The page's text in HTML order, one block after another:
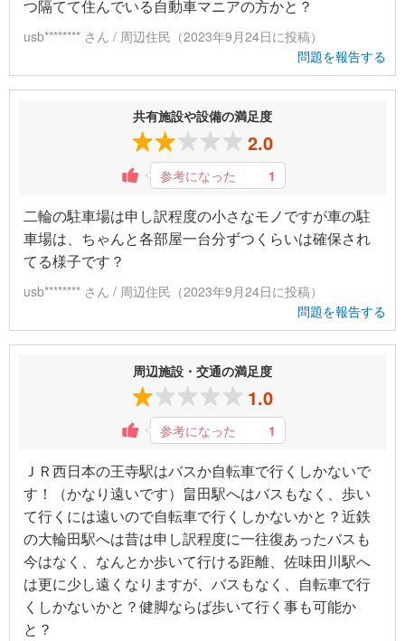
つ隔てて住んでいる自動車マニアの方かと？
usb******** さん / 周辺住民（2023年9月24日に投稿）
問題を報告する
共有施設や設備の満足度
2.0
参考になった 1
二輪の駐車場は申し訳程度の小さなモノですが車の駐
車場は、ちゃんと各部屋一台分ずつくらいは確保され
てる様子です？
usb******** さん / 周辺住民（2023年9月24日に投稿）
問題を報告する
周辺施設・交通の満足度
1.0
参考になった 1
ＪＲ西日本の王寺駅はバスか自転車で行くしかないで
す！（かなり遠いです）畠田駅へはバスもなく、歩い
て行くには遠いので自転車で行くしかないかと？近鉄
の大輪田駅へは昔は申し訳程度に一往復あったバスも
今はなく、なんとか歩いて行ける距離、佐味田川駅へ
は更に少し遠くなりますが、バスもなく、自転車で行
くしかないかと？健脚ならば歩いて行く事も可能か
と？